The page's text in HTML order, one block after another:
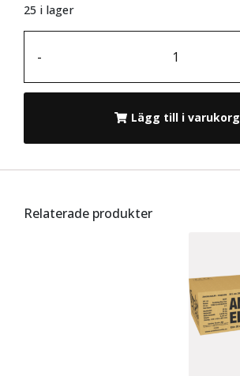
25 i lager
-
Lägg till i varukorg
Relaterade produkter